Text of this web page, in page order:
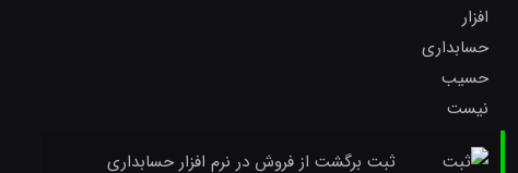
ثبت برگشت از فروش در نرم افزار حسابداری